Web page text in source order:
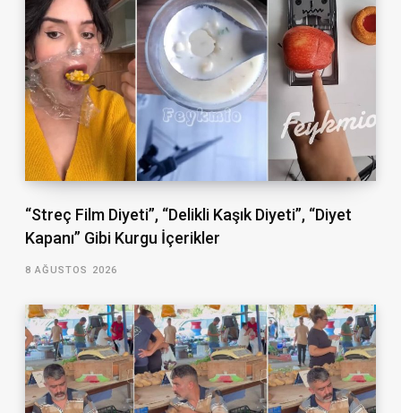
“Streç Film Diyeti”, “Delikli Kaşık Diyeti”, “Diyet
Kapanı” Gibi Kurgu İçerikler
8 AĞUSTOS 2026